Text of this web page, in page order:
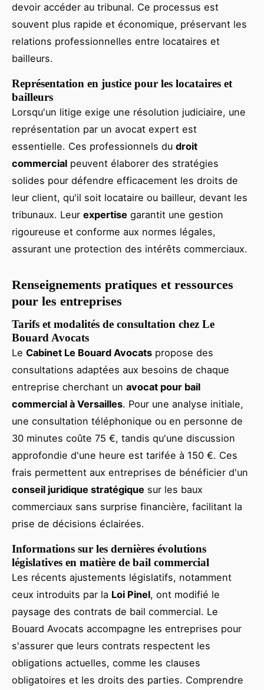
devoir accéder au tribunal. Ce processus est
souvent plus rapide et économique, préservant les
relations professionnelles entre locataires et
bailleurs.
Représentation en justice pour les locataires et
bailleurs
Lorsqu'un litige exige une résolution judiciaire, une
représentation par un avocat expert est
essentielle. Ces professionnels du droit
commercial peuvent élaborer des stratégies
solides pour défendre efficacement les droits de
leur client, qu'il soit locataire ou bailleur, devant les
tribunaux. Leur expertise garantit une gestion
rigoureuse et conforme aux normes légales,
assurant une protection des intérêts commerciaux.
Renseignements pratiques et ressources
pour les entreprises
Tarifs et modalités de consultation chez Le
Bouard Avocats
Le Cabinet Le Bouard Avocats propose des
consultations adaptées aux besoins de chaque
entreprise cherchant un avocat pour bail
commercial à Versailles. Pour une analyse initiale,
une consultation téléphonique ou en personne de
30 minutes coûte 75 €, tandis qu'une discussion
approfondie d'une heure est tarifée à 150 €. Ces
frais permettent aux entreprises de bénéficier d'un
conseil juridique stratégique sur les baux
commerciaux sans surprise financière, facilitant la
prise de décisions éclairées.
Informations sur les dernières évolutions
législatives en matière de bail commercial
Les récents ajustements législatifs, notamment
ceux introduits par la Loi Pinel, ont modifié le
paysage des contrats de bail commercial. Le
Bouard Avocats accompagne les entreprises pour
s'assurer que leurs contrats respectent les
obligations actuelles, comme les clauses
obligatoires et les droits des parties. Comprendre